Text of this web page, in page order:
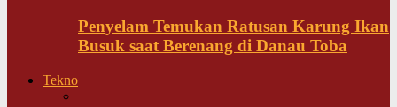
Penyelam Temukan Ratusan Karung Ikan
Busuk saat Berenang di Danau Toba
Tekno